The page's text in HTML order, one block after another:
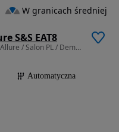
S&S EAT8
1499 cm3 • 130 KM • 1.5BHDI 130 EAT8 Allure / Salon PL / Demo / Bezwypadkowy / F-Vat23%
Automatyczna
W granicach średniej